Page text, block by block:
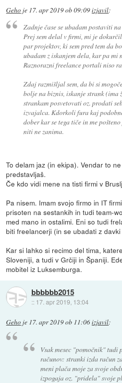
Geho je 17. apr 2019 ob 09:09izjavil:
Zadnje čase se ubadam postaviti
Prej sem delal v firmi, mi je
par projektov, ki sem pred tem da
ubadam z iskanjem dela, kar pa mi
Raznorazni freelance portali niso
Zdaj razmišljal sem, da bi si
bolje na biznis, iskanje strank (ima
strankam posvetovati oz. prodati
izvajalca. Kdorkoli fura kaj
dober kar se tega tiče in me
niti ne zanima.
To delam jaz (in ekipa). Vendar to
predstavljaš.
Če kdo vidi mene na tisti firmi v
Pa nisem. Imam svojo firmo in IT
prisoten na sestankih in tudi team-
med mano in ostalimi. Eni so tudi
biti freelancerji (in se ubadati z
Kar si lahko si recimo del tima,
Sloveniji, a tudi v Grčiji in Španiji.
mobitel iz Luksemburga.
bbbbbb2015
:: 17. apr 2019, 13:04
Geho je 17. apr 2019 ob 11:06izjavil:
Vsak mesec "pomočnik" tudi
računov: stranki izda račun
meni plača moje za svoje
izpogaja oz. "pridela" svoje